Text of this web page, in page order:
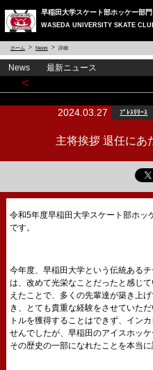
早稲田大学スケート部ホッケー部門
WASEDA UNIVERSITY SKATE
ホーム News 詳細
News 最新ニュース
<
2024.03.27 ﾌﾟﾚｽﾘﾘｰｽ
主将挨拶 退任にあ
令和5年度早稲田大学スケート部ホッ
です。
今年度、早稲田大学という伝統ある
は、改めて光栄なことだったと感じ
えたことで、多くの先輩達が築き上
き、とても貴重な経験をさせていた
トルを獲得することはできず、イン
せんでしたが、早稲田のアイスホッ
その歴史の一部になれたことを本当に